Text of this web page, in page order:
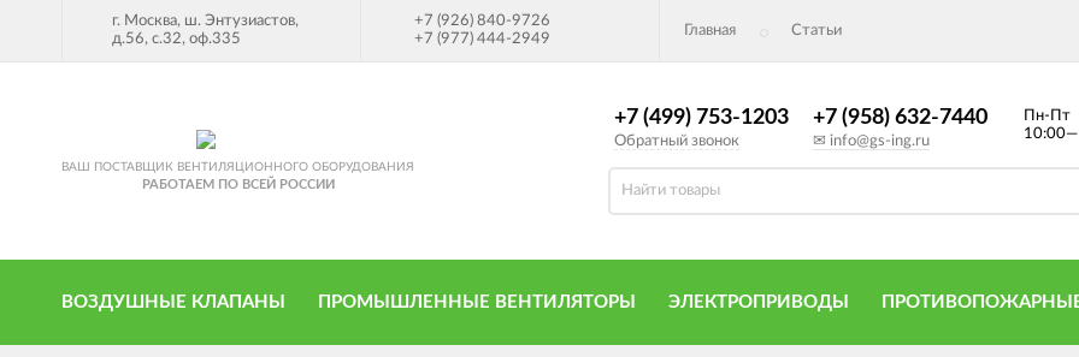
г. Москва, ш. Энтузиастов,
д.56, с.32, оф.335
+7 (926) 840-9726
+7 (977) 444-2949
Главная Статьи
ВАШ ПОСТАВЩИК ВЕНТИЛЯЦИОННОГО ОБОРУДОВАНИЯ
РАБОТАЕМ ПО ВСЕЙ РОССИИ
+7 (499) 753-1203
Обратный звонок
+7 (958) 632-7440
✉ info@gs-ing.ru
Пн-Пт
ВОЗДУШНЫЕ КЛАПАНЫ ПРОМЫШЛЕННЫЕ ВЕНТИЛЯТОРЫ ЭЛЕКТРОПРИВОДЫ